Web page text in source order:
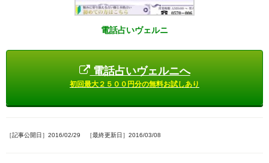
電話占いヴェルニ
電話占いヴェルニへ
初回最大２５００円分の無料お試しあり
［記事公開日］2016/02/29 ［最終更新日］2016/03/08